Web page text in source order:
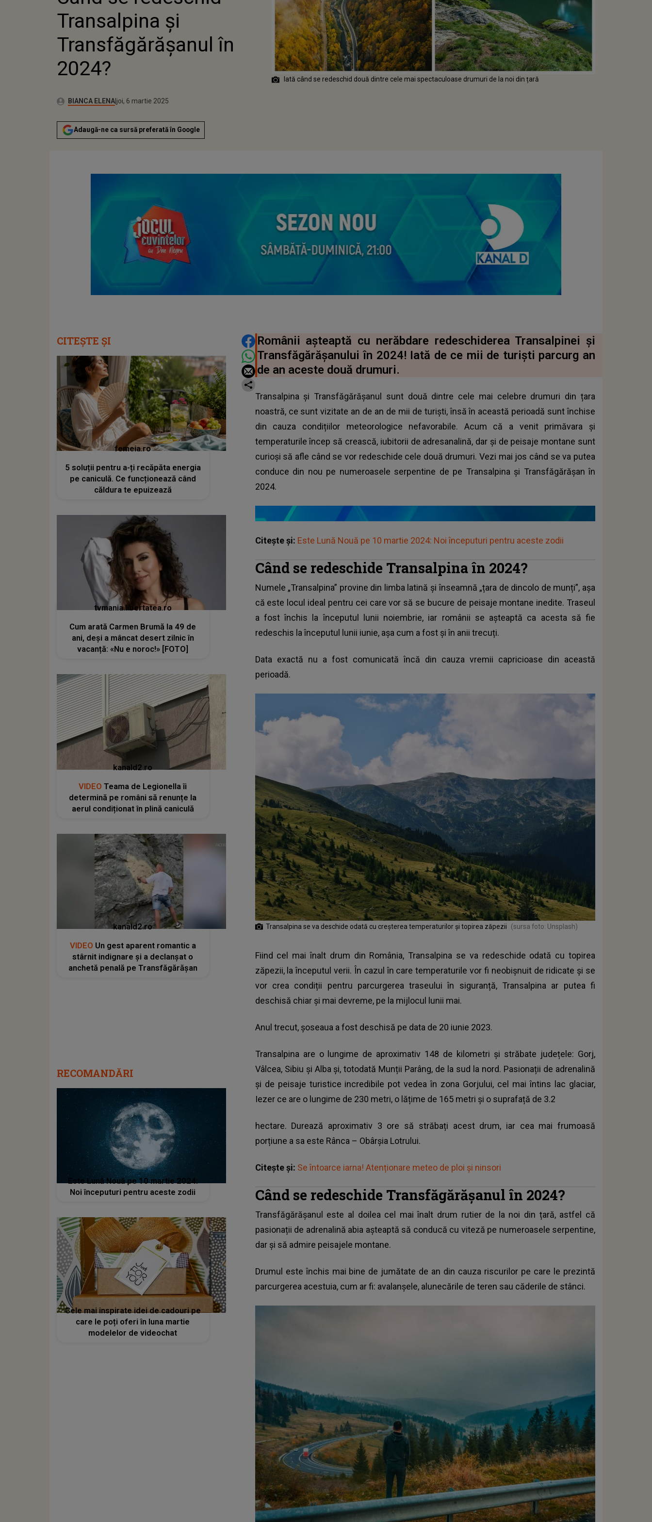
Transalpina și
Transfăgărășanul în
2024?
Autor:BIANCA ELENAPublicat:
joi, 7 martie 2024
Actualizat:
joi, 6 martie 2025
Adaugă-ne ca sursă preferată în Google
Iată când se redeschid două dintre cele mai spectaculoase drumuri de la noi din țară
DISTRIBUIE ARTICOLUL
Românii așteaptă cu nerăbdare redeschiderea Transalpinei și
Transfăgărășanului în 2024! Iată de ce mii de turiști parcurg an
de an aceste două drumuri.
Transalpina și Transfăgărășanul sunt două dintre cele mai celebre drumuri din țara
noastră, ce sunt vizitate an de an de mii de turiști, însă în această perioadă sunt închise
din cauza condițiilor meteorologice nefavorabile. Acum că a venit primăvara și
temperaturile încep să crească, iubitorii de adresanalină, dar și de peisaje montane sunt
curioși să afle când se vor redeschide cele două drumuri. Vezi mai jos când se va putea
conduce din nou pe numeroasele serpentine de pe Transalpina și Transfăgărășan în
2024.
Citește și: Este Lună Nouă pe 10 martie 2024: Noi începuturi pentru aceste zodii
Când se redeschide Transalpina în 2024?
Numele „Transalpina” provine din limba latină și înseamnă „țara de dincolo de munți”, așa
că este locul ideal pentru cei care vor să se bucure de peisaje montane inedite. Traseul
a fost închis la începutul lunii noiembrie, iar românii se așteaptă ca acesta să fie
redeschis la începutul lunii iunie, așa cum a fost și în anii trecuți.
Data exactă nu a fost comunicată încă din cauza vremii capricioase din această
perioadă.
Transalpina se va deschide odată cu creșterea temperaturilor și topirea zăpezii (sursa foto: Unsplash)
Fiind cel mai înalt drum din România, Transalpina se va redeschide odată cu topirea
zăpezii, la începutul verii. În cazul în care temperaturile vor fi neobișnuit de ridicate și se
vor crea condiții pentru parcurgerea traseului în siguranță, Transalpina ar putea fi
deschisă chiar și mai devreme, pe la mijlocul lunii mai.
Anul trecut, șoseaua a fost deschisă pe data de 20 iunie 2023.
Transalpina are o lungime de aproximativ 148 de kilometri și străbate județele: Gorj,
Vâlcea, Sibiu și Alba și, totodată Munții Parâng, de la sud la nord. Pasionații de adrenalină
și de peisaje turistice incredibile pot vedea în zona Gorjului, cel mai întins lac glaciar,
Iezer ce are o lungime de 230 metri, o lățime de 165 metri și o suprafață de 3.2
hectare. Durează aproximativ 3 ore să străbați acest drum, iar cea mai frumoasă
porțiune a sa este Rânca – Obârșia Lotrului.
Citește și: Se întoarce iarna! Atenționare meteo de ploi și ninsori
Când se redeschide Transfăgărășanul în 2024?
Transfăgărășanul este al doilea cel mai înalt drum rutier de la noi din țară, astfel că
pasionații de adrenalină abia așteaptă să conducă cu viteză pe numeroasele serpentine,
dar și să admire peisajele montane.
Drumul este închis mai bine de jumătate de an din cauza riscurilor pe care le prezintă
parcurgerea acestuia, cum ar fi: avalanșele, alunecările de teren sau căderile de stânci.
CITEȘTE ȘI
femeia.ro
5 soluții pentru a-ți recăpăta energia
pe caniculă. Ce funcționează când
căldura te epuizează
tvmania.libertatea.ro
Cum arată Carmen Brumă la 49 de
ani, deși a mâncat desert zilnic în
vacanță: «Nu e noroc!» [FOTO]
kanald2.ro
VIDEO Teama de Legionella îi
determină pe români să renunțe la
aerul condiționat în plină caniculă
kanald2.ro
VIDEO Un gest aparent romantic a
stârnit indignare și a declanșat o
anchetă penală pe Transfăgărășan
RECOMANDĂRI
Este Lună Nouă pe 10 martie 2024:
Noi începuturi pentru aceste zodii
Cele mai inspirate idei de cadouri pe
care le poți oferi în luna martie
modelelor de videochat